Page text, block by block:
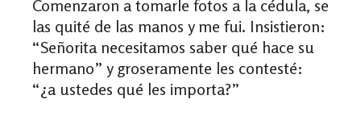
Comenzaron a tomarle fotos a la cédula, se
las quité de las manos y me fui. Insistieron:
“Señorita necesitamos saber qué hace su
hermano” y groseramente les contesté:
“¿a ustedes qué les importa?”